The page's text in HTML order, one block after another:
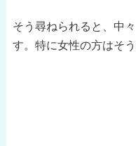
そう尋ねられると、中
す。特に女性の方はそう